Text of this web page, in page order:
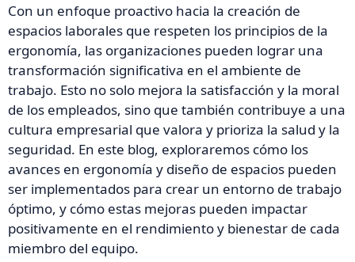
Con un enfoque proactivo hacia la creación de
espacios laborales que respeten los principios de la
ergonomía, las organizaciones pueden lograr una
transformación significativa en el ambiente de
trabajo. Esto no solo mejora la satisfacción y la moral
de los empleados, sino que también contribuye a una
cultura empresarial que valora y prioriza la salud y la
seguridad. En este blog, exploraremos cómo los
avances en ergonomía y diseño de espacios pueden
ser implementados para crear un entorno de trabajo
óptimo, y cómo estas mejoras pueden impactar
positivamente en el rendimiento y bienestar de cada
miembro del equipo.